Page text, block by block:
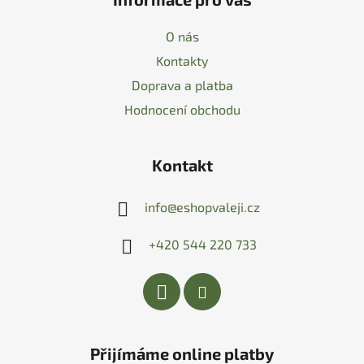
O nás
Kontakty
Doprava a platba
Hodnocení obchodu
Kontakt
info@eshopvaleji.cz
+420 544 220 733
Přijímáme online platby